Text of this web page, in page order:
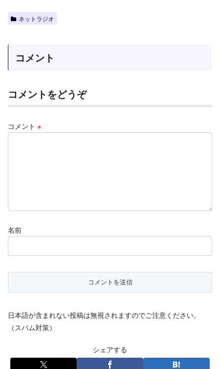
ネットラジオ
コメント
コメントをどうぞ
コメント ※
名前
日本語が含まれない投稿は無視されますのでご注意ください。
（スパム対策）
シェアする